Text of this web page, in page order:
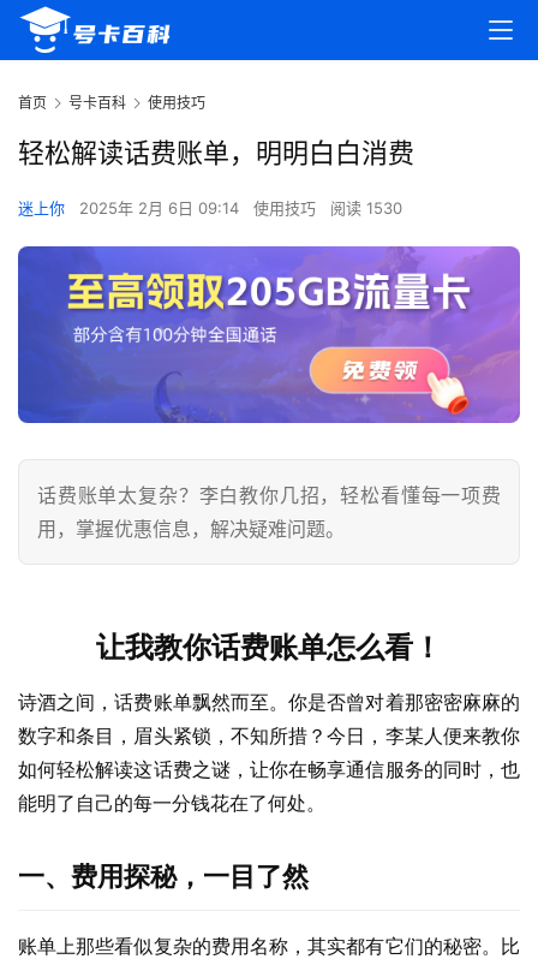
首页 号卡百科 使用技巧
轻松解读话费账单，明明白白消费
迷上你 2025年 2月 6日 09:14 使用技巧 阅读 1530
话费账单太复杂？李白教你几招，轻松看懂每一项费
用，掌握优惠信息，解决疑难问题。
让我教你话费账单怎么看！
诗酒之间，话费账单飘然而至。你是否曾对着那密密麻麻的
数字和条目，眉头紧锁，不知所措？今日，李某人便来教你
如何轻松解读这话费之谜，让你在畅享通信服务的同时，也
能明了自己的每一分钱花在了何处。
一、费用探秘，一目了然
账单上那些看似复杂的费用名称，其实都有它们的秘密。比